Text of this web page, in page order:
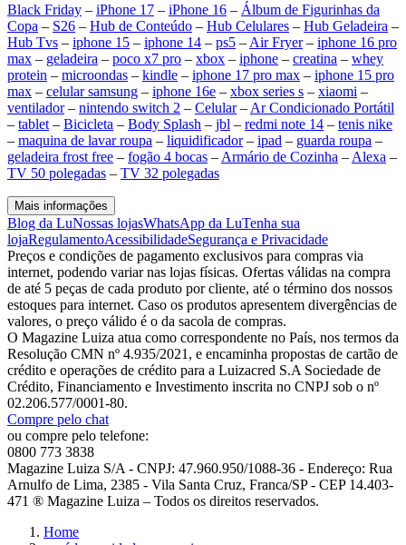
Black Friday – iPhone 17 – iPhone 16 – Álbum de Figurinhas da
Copa – S26 – Hub de Conteúdo – Hub Celulares – Hub Geladeira –
Hub Tvs – iphone 15 – iphone 14 – ps5 – Air Fryer– iphone 16 pro
max – geladeira – poco x7 pro – xbox – iphone – creatina – whey
protein – microondas – kindle – iphone 17 pro max – iphone 15 pro
max – celular samsung – iphone 16e – xbox series s – xiaomi –
ventilador– nintendo switch 2 – Celular– Ar Condicionado Portátil
– tablet – Bicicleta – Body Splash – jbl – redmi note 14 – tenis nike
– maquina de lavar roupa – liquidificador– ipad – guarda roupa –
geladeira frost free – fogão 4 bocas – Armário de Cozinha – Alexa –
TV 50 polegadas – TV 32 polegadas
Mais informações
Blog da LuNossas lojasWhatsApp da LuTenha sua
lojaRegulamentoAcessibilidadeSegurança e Privacidade
Preços e condições de pagamento exclusivos para compras via
internet, podendo variar nas lojas físicas. Ofertas válidas na compra
de até 5 peças de cada produto por cliente, até o término dos nossos
estoques para internet. Caso os produtos apresentem divergências de
valores, o preço válido é o da sacola de compras.
O Magazine Luiza atua como correspondente no País, nos termos da
Resolução CMN nº 4.935/2021, e encaminha propostas de cartão de
crédito e operações de crédito para a Luizacred S.A Sociedade de
Crédito, Financiamento e Investimento inscrita no CNPJ sob o nº
02.206.577/0001-80.
Compre pelo chat
ou compre pelo telefone:
0800 773 3838
Magazine Luiza S/A - CNPJ: 47.960.950/1088-36 - Endereço: Rua
Arnulfo de Lima, 2385 - Vila Santa Cruz, Franca/SP - CEP 14.403-
471 ® Magazine Luiza – Todos os direitos reservados.
Home